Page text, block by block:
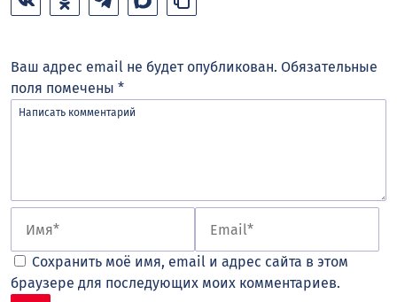
Ваш адрес email не будет опубликован. Обязательные
поля помечены *
Сохранить моё имя, email и адрес сайта в этом
браузере для последующих моих комментариев.